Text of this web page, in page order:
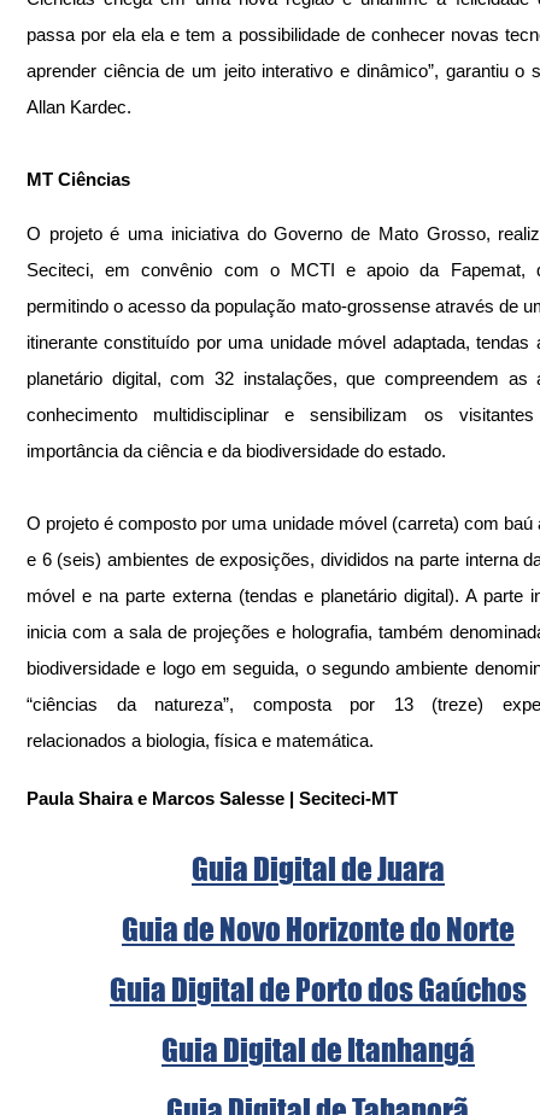
passa por ela ela e tem a possibilidade de conhecer novas
aprender ciência de um jeito interativo e dinâmico”, garantiu o
Allan Kardec.
MT Ciências
O projeto é uma iniciativa do Governo de Mato Grosso,
Seciteci, em convênio com o MCTI e apoio da Fapemat,
permitindo o acesso da população mato-grossense através de
itinerante constituído por uma unidade móvel adaptada, tendas
planetário digital, com 32 instalações, que compreendem as
conhecimento multidisciplinar e sensibilizam os
importância da ciência e da biodiversidade do estado.
O projeto é composto por uma unidade móvel (carreta) com baú
e 6 (seis) ambientes de exposições, divididos na parte interna
móvel e na parte externa (tendas e planetário digital). A parte
inicia com a sala de projeções e holografia, também
biodiversidade e logo em seguida, o segundo ambiente
“ciências da natureza”, composta por 13 (treze)
relacionados a biologia, física e matemática.
Paula Shaira e Marcos Salesse | Seciteci-MT
Guia Digital de Juara
Guia de Novo Horizonte do Norte
Guia Digital de Porto dos Gaúchos
Guia Digital de Itanhangá